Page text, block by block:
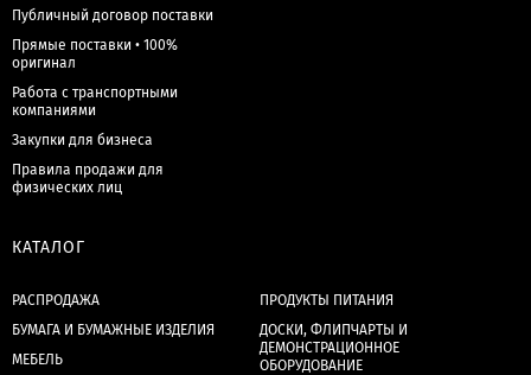
Публичный договор поставки
Прямые поставки • 100%
оригинал
Работа с транспортными
компаниями
Закупки для бизнеса
Правила продажи для
физических лиц
КАТАЛОГ
РАСПРОДАЖА
БУМАГА И БУМАЖНЫЕ ИЗДЕЛИЯ
МЕБЕЛЬ
ПРОДУКТЫ ПИТАНИЯ
ДОСКИ, ФЛИПЧАРТЫ И
ДЕМОНСТРАЦИОННОЕ
ОБОРУДОВАНИЕ